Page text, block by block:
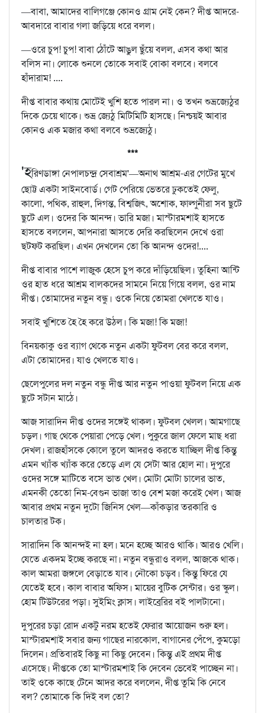
—বাবা, আমাদের বালিগঞ্জে কোনও গ্রাম নেই কেন? দীপ্ত আদরে-
আবদারে বাবার গলা জড়িয়ে ধরে বলল।
—ওরে চুপ! চুপ! বাবা ঠোঁটে আঙুল ছুঁয়ে বলল, এসব কথা আর
বলিস না। লোকে শুনলে তোকে সবাই বোকা বলবে। বলবে
হাঁদারাম! ....
দীপ্ত বাবার কথায় মোটেই খুশি হতে পারল না। ও তখন শুভ্রজ্যেঠুর
দিকে চেয়ে থাকে। শুভ্র জ্যেঠু মিটিমিটি হাসছে। নিশ্চয়ই আবার
কোনও এক মজার কথা বলবে শুভ্রজ্যেঠু।
***
'হরিণডাঙ্গা নেপালচন্দ্র সেবাশ্রম'—অনাথ আশ্রম-এর গেটের মুখে
ছোট্ট একটা সাইনবোর্ড। গেট পেরিয়ে ভেতরে ঢুকতেই ফেলু,
কালো, পথিক, রাহুল, দিগন্ত, বিশ্বজিৎ, অশোক, ফাল্গুনীরা সব ছুটে
ছুটে এল। ওদের কি আনন্দ। ভারি মজা। মাস্টারমশাই হাসতে
হাসতে বললেন, আপনারা আসতে দেরি করছিলেন দেখে ওরা
ছটফট করছিল। এখন দেখলেন তো কি আনন্দ ওদের!....
দীপ্ত বাবার পাশে লাজুক হেসে চুপ করে দাঁড়িয়েছিল। তুহিনা আন্টি
ওর হাত ধরে আশ্রম বালকদের সামনে নিয়ে গিয়ে বলল, ওর নাম
দীপ্ত। তোমাদের নতুন বন্ধু। ওকে নিয়ে তোমরা খেলতে যাও।
সবাই খুশিতে হৈ হৈ করে উঠল। কি মজা! কি মজা!
বিনয়কাকু ওর ব্যাগ থেকে নতুন একটা ফুটবল বের করে বলল,
এটা তোমাদের। যাও খেলতে যাও।
ছেলেপুলের দল নতুন বন্ধু দীপ্ত আর নতুন পাওয়া ফুটবল নিয়ে এক
ছুটে সটান মাঠে।
আজ সারাদিন দীপ্ত ওদের সঙ্গেই থাকল। ফুটবল খেলল। আমগাছে
চড়ল। গাছ থেকে পেয়ারা পেড়ে খেল। পুকুরে জাল ফেলে মাছ ধরা
দেখল। রাজহাঁসকে কোলে তুলে আদরও করতে যাচ্ছিল দীপ্ত কিন্তু
এমন খ্যাঁক খ্যাঁক করে তেড়ে এল যে সেটা আর হোল না। দুপুরে
ওদের সঙ্গে মাটিতে বসে ভাত খেল। মোটা মোটা চালের ভাত,
এমনকী তেতো নিম-বেগুন ভাজা তাও বেশ মজা করেই খেল। আজ
আবার প্রথম নতুন দুটো জিনিস খেল—কাঁকড়ার তরকারি ও
চালতার টক।
সারাদিন কি আনন্দই না হল। মনে হচ্ছে আরও থাকি। আরও খেলি।
যেতে একদম ইচ্ছে করছে না। নতুন বন্ধুরাও বলল, আজকে থাক।
কাল আমরা জঙ্গলে বেড়াতে যাব। নৌকো চড়ব। কিন্তু ফিরে যে
যেতেই হবে। কাল বাবার অফিস। মায়ের বুটিক সেন্টার। ওর স্কুল।
হোম টিউটরের পড়া। সুইমিং ক্লাস। লাইব্রেরির বই পালটানো।
দুপুরের চড়া রোদ একটু নরম হতেই ফেরার আয়োজন শুরু হল।
মাস্টারমশাই সবার জন্য গাছের নারকোল, বাগানের পেঁপে, কুমড়ো
দিলেন। প্রতিবারই কিছু না কিছু দেবেন। কিন্তু এই প্রথম দীপ্ত
এসেছে। দীপ্তকে তো মাস্টারমশাই কি দেবেন ভেবেই পাচ্ছেন না।
তাই ওকে কাছে টেনে আদর করে বললেন, দীপ্ত তুমি কি নেবে
বল? তোমাকে কি দিই বল তো?